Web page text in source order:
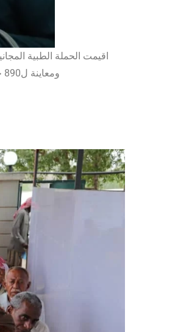
اقيمت الحملة الطبية
ومعاينة ل890 حيث تم تنفيذ 100 عملية فاكو وعملية جراحية بهدف ازالة المياة البيضاء وزراعة عدسات